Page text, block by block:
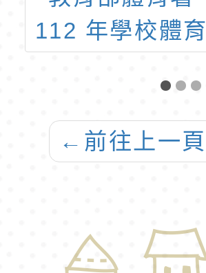
人權，本會舉辦
童健康食譜設計
活動」。
← 前往上一頁